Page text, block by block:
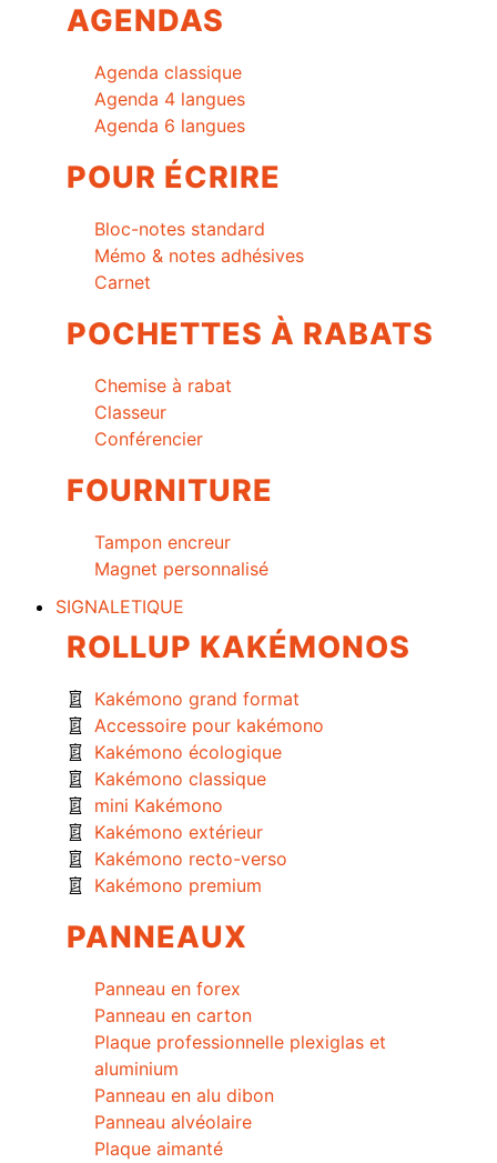
AGENDAS
Agenda classique
Agenda 4 langues
Agenda 6 langues
POUR ÉCRIRE
Bloc-notes standard
Mémo & notes adhésives
Carnet
POCHETTES À RABATS
Chemise à rabat
Classeur
Conférencier
FOURNITURE
Tampon encreur
Magnet personnalisé
SIGNALETIQUE
ROLLUP KAKÉMONOS
Kakémono grand format
Accessoire pour kakémono
Kakémono écologique
Kakémono classique
mini Kakémono
Kakémono extérieur
Kakémono recto-verso
Kakémono premium
PANNEAUX
Panneau en forex
Panneau en carton
Plaque professionnelle plexiglas et
aluminium
Panneau en alu dibon
Panneau alvéolaire
Plaque aimanté